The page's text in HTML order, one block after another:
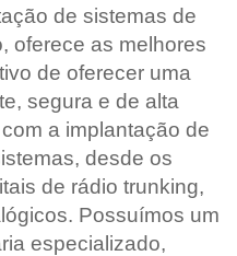
de sistemas de
oferece as melhores
de oferecer uma
segura e de alta
a implantação de
desde os
de rádio trunking,
Possuímos um
especializado,